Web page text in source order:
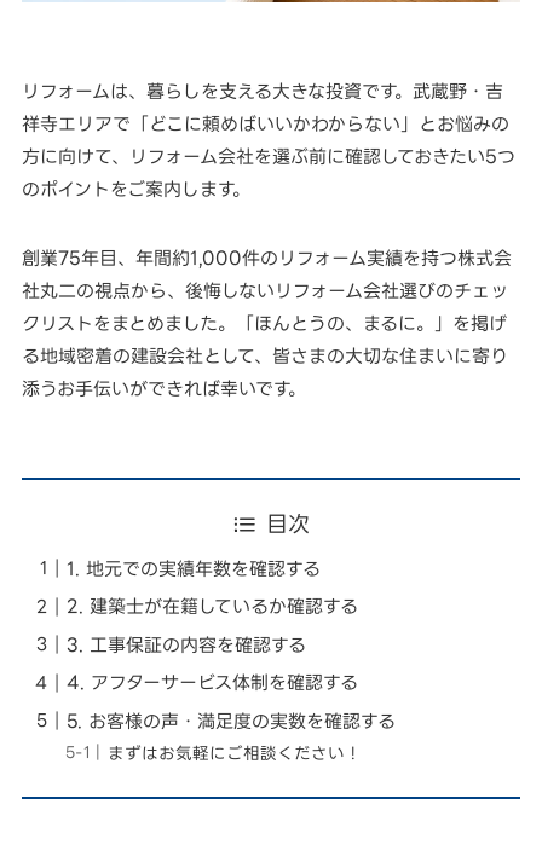
リフォームは、暮らしを支える大きな投資です。武蔵野・吉
祥寺エリアで「どこに頼めばいいかわからない」とお悩みの
方に向けて、リフォーム会社を選ぶ前に確認しておきたい5つ
のポイントをご案内します。
創業75年目、年間約1,000件のリフォーム実績を持つ株式会
社丸二の視点から、後悔しないリフォーム会社選びのチェッ
クリストをまとめました。「ほんとうの、まるに。」を掲げ
る地域密着の建設会社として、皆さまの大切な住まいに寄り
添うお手伝いができれば幸いです。
目次
1. 地元での実績年数を確認する
2. 建築士が在籍しているか確認する
3. 工事保証の内容を確認する
4. アフターサービス体制を確認する
5. お客様の声・満足度の実数を確認する
まずはお気軽にご相談ください！